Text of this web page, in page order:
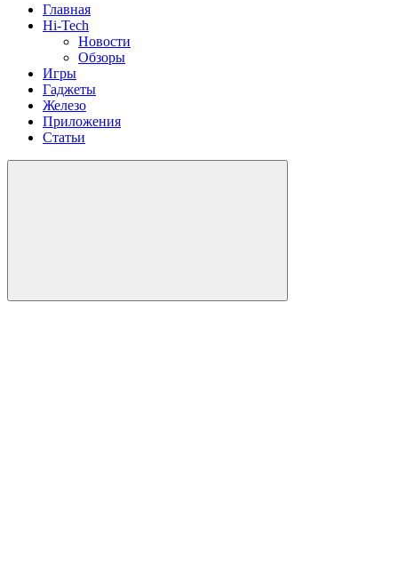
Главная
Hi-Tech
Новости
Обзоры
Игры
Гаджеты
Железо
Приложения
Статьи